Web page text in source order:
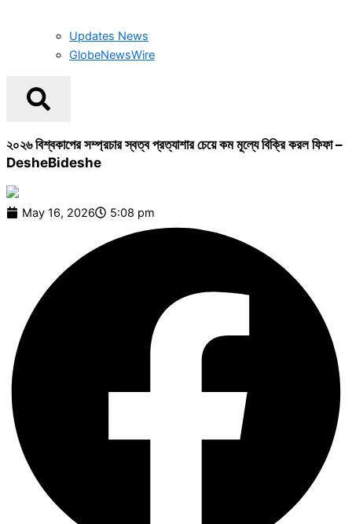
Updates News
GlobeNewsWire
২০২৬ বিশ্বকাপের সম্প্রচার স্বত্ব প্রত্যাশার চেয়ে কম মূল্যে বিক্রি করল ফিফা –
DesheBideshe
May 16, 2026 5:08 pm